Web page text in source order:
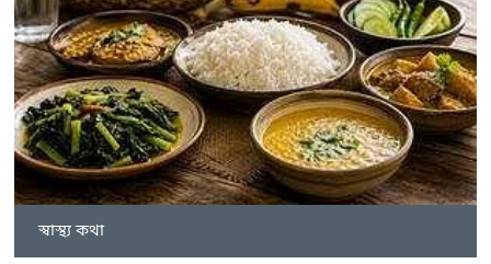
স্বাস্থ্য কথা